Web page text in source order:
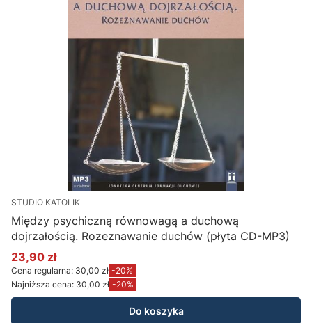
STUDIO KATOLIK
Między psychiczną równowagą a duchową
dojrzałością. Rozeznawanie duchów (płyta CD-MP3)
Cena promocyjna
23,90 zł
Cena regularna: 30,00 zł -20%
Najniższa cena: 30,00 zł -20%
Do koszyka